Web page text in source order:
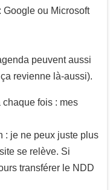
Google ou Microsoft
peuvent aussi
revienne là-aussi).
chaque fois : mes
: je ne peux juste plus
se relève. Si
transférer le NDD